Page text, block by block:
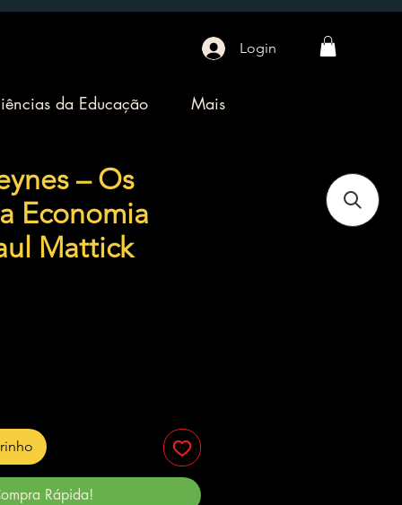
Login
da Educação Mais
– Os
Economia
Mattick
Rápida!